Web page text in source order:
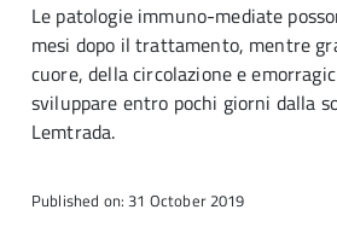
Le patologie immuno-mediate
mesi dopo il trattamento, mentre
cuore, della circolazione e
sviluppare entro pochi giorni dalla
Lemtrada.
Published on: 31 October 2019